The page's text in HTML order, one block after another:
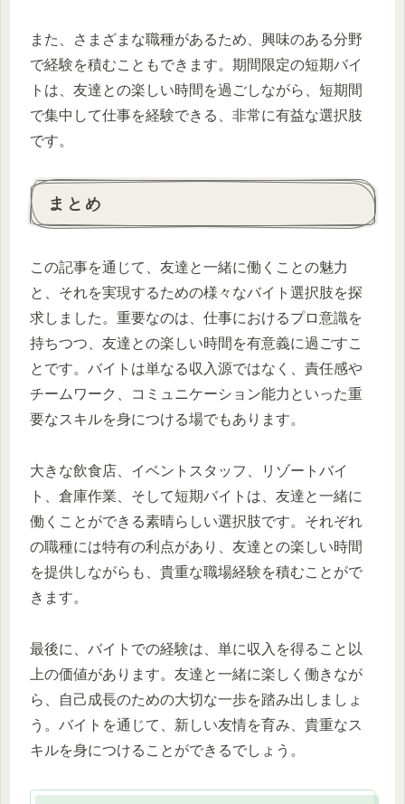
また、さまざまな職種があるため、興味のある分野
で経験を積むこともできます。期間限定の短期バイ
トは、友達との楽しい時間を過ごしながら、短期間
で集中して仕事を経験できる、非常に有益な選択肢
です。
まとめ
この記事を通じて、友達と一緒に働くことの魅力
と、それを実現するための様々なバイト選択肢を探
求しました。重要なのは、仕事におけるプロ意識を
持ちつつ、友達との楽しい時間を有意義に過ごすこ
とです。バイトは単なる収入源ではなく、責任感や
チームワーク、コミュニケーション能力といった重
要なスキルを身につける場でもあります。
大きな飲食店、イベントスタッフ、リゾートバイ
ト、倉庫作業、そして短期バイトは、友達と一緒に
働くことができる素晴らしい選択肢です。それぞれ
の職種には特有の利点があり、友達との楽しい時間
を提供しながらも、貴重な職場経験を積むことがで
きます。
最後に、バイトでの経験は、単に収入を得ること以
上の価値があります。友達と一緒に楽しく働きなが
ら、自己成長のための大切な一歩を踏み出しましょ
う。バイトを通じて、新しい友情を育み、貴重なス
キルを身につけることができるでしょう。